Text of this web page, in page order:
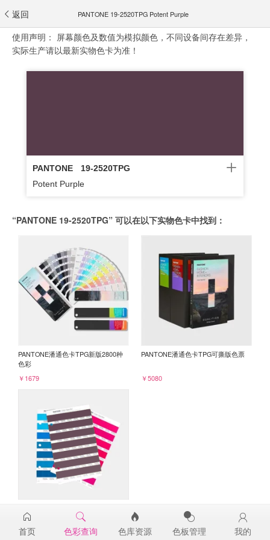
返回 PANTONE 19-2520TPG Potent Purple
使用声明： 屏幕颜色及数值为模拟颜色，不同设备间存在差异，
实际生产请以最新实物色卡为准！
PANTONE
19-2520TPG
Potent Purple
“PANTONE 19-2520TPG” 可以在以下实物色卡中找到：
PANTONE潘通色卡TPG新版2800种
色彩
￥1679
PANTONE潘通色卡TPG可撕版色票
￥5080
19-2520TPG
￥98
首页 色彩查询 色库资源 色板管理 我的